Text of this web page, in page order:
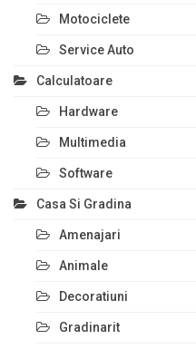
Motociclete
Service Auto
Calculatoare
Hardware
Multimedia
Software
Casa Si Gradina
Amenajari
Animale
Decoratiuni
Gradinarit